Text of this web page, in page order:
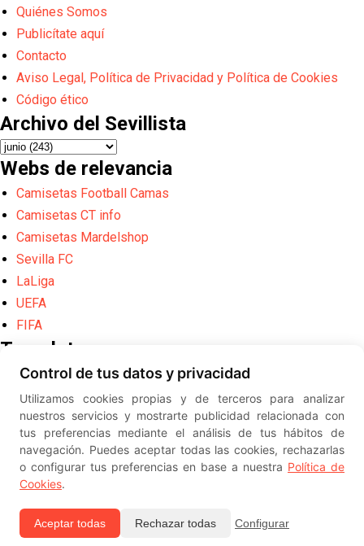
Quiénes Somos
Publicítate aquí
Contacto
Aviso Legal, Política de Privacidad y Política de Cookies
Código ético
Archivo del Sevillista
Webs de relevancia
Camisetas Football Camas
Camisetas CT info
Camisetas Mardelshop
Sevilla FC
LaLiga
UEFA
FIFA
Translate
Powered by
Translate
Diseño web creado por Erick
© ElSevillista.es - Información sobre
el Sevilla FC, Sevilla Atlético, Sevilla Femenino y su Cantera
-- --
Control de tus datos y privacidad
Utilizamos cookies propias y de terceros para analizar
nuestros servicios y mostrarte publicidad relacionada con
tus preferencias mediante el análisis de tus hábitos de
navegación. Puedes aceptar todas las cookies, rechazarlas
o configurar tus preferencias en base a nuestra Política de
Cookies.
Aceptar todas Rechazar todas Configurar
2026